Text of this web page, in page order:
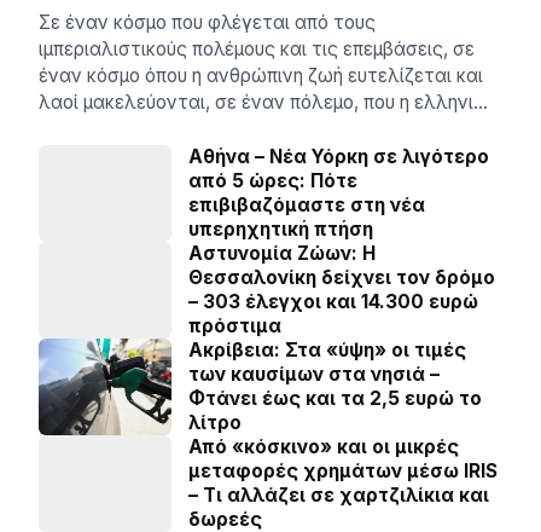
Σε έναν κόσμο που φλέγεται από τους
ιμπεριαλιστικούς πολέμους και τις επεμβάσεις, σε
έναν κόσμο όπου η ανθρώπινη ζωή ευτελίζεται και
λαοί μακελεύονται, σε έναν πόλεμο, που η ελληνι…
Αθήνα – Νέα Υόρκη σε λιγότερο
από 5 ώρες: Πότε
επιβιβαζόμαστε στη νέα
υπερηχητική πτήση
Αστυνομία Ζώων: Η
Θεσσαλονίκη δείχνει τον δρόμο
– 303 έλεγχοι και 14.300 ευρώ
πρόστιμα
Ακρίβεια: Στα «ύψη» οι τιμές
των καυσίμων στα νησιά –
Φτάνει έως και τα 2,5 ευρώ το
λίτρο
Από «κόσκινο» και οι μικρές
μεταφορές χρημάτων μέσω IRIS
– Τι αλλάζει σε χαρτζιλίκια και
δωρεές